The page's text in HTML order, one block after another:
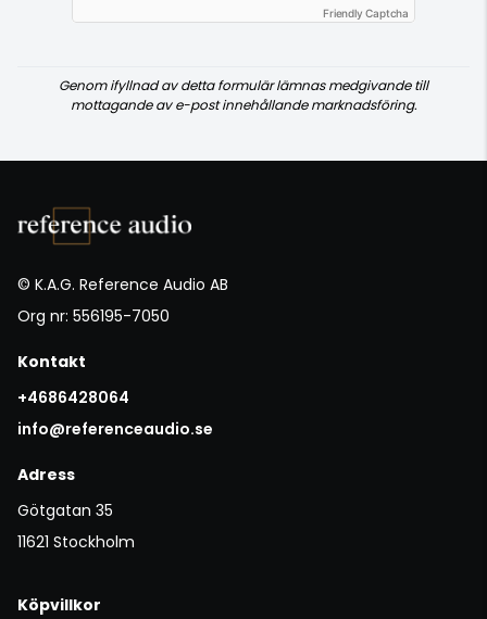
Friendly Captcha
Genom ifyllnad av detta formulär lämnas medgivande till
mottagande av e-post innehållande marknadsföring.
© K.A.G. Reference Audio AB
Org nr: 556195-7050
Kontakt
+4686428064
info@referenceaudio.se
Adress
Götgatan 35
11621 Stockholm
Köpvillkor